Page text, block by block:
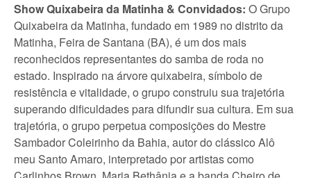
Show Quixabeira da Matinha & Convidados: O Grupo
Quixabeira da Matinha, fundado em 1989 no distrito da
Matinha, Feira de Santana (BA), é um dos mais
reconhecidos representantes do samba de roda no
estado. Inspirado na árvore quixabeira, símbolo de
resistência e vitalidade, o grupo construiu sua trajetória
superando dificuldades para difundir sua cultura. Em sua
trajetória, o grupo perpetua composições do Mestre
Sambador Coleirinho da Bahia, autor do clássico Alô
meu Santo Amaro, interpretado por artistas como